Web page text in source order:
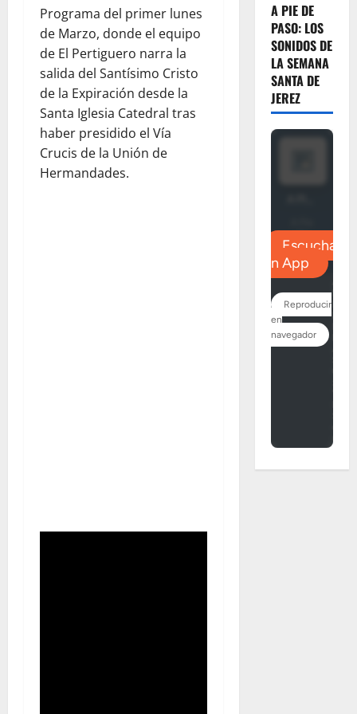
Programa del primer lunes
de Marzo, donde el equipo
de El Pertiguero narra la
salida del Santísimo Cristo
de la Expiración desde la
Santa Iglesia Catedral tras
haber presidido el Vía
Crucis de la Unión de
Hermandades.
A PIE DE
PASO: LOS
SONIDOS DE
LA SEMANA
SANTA DE
JEREZ